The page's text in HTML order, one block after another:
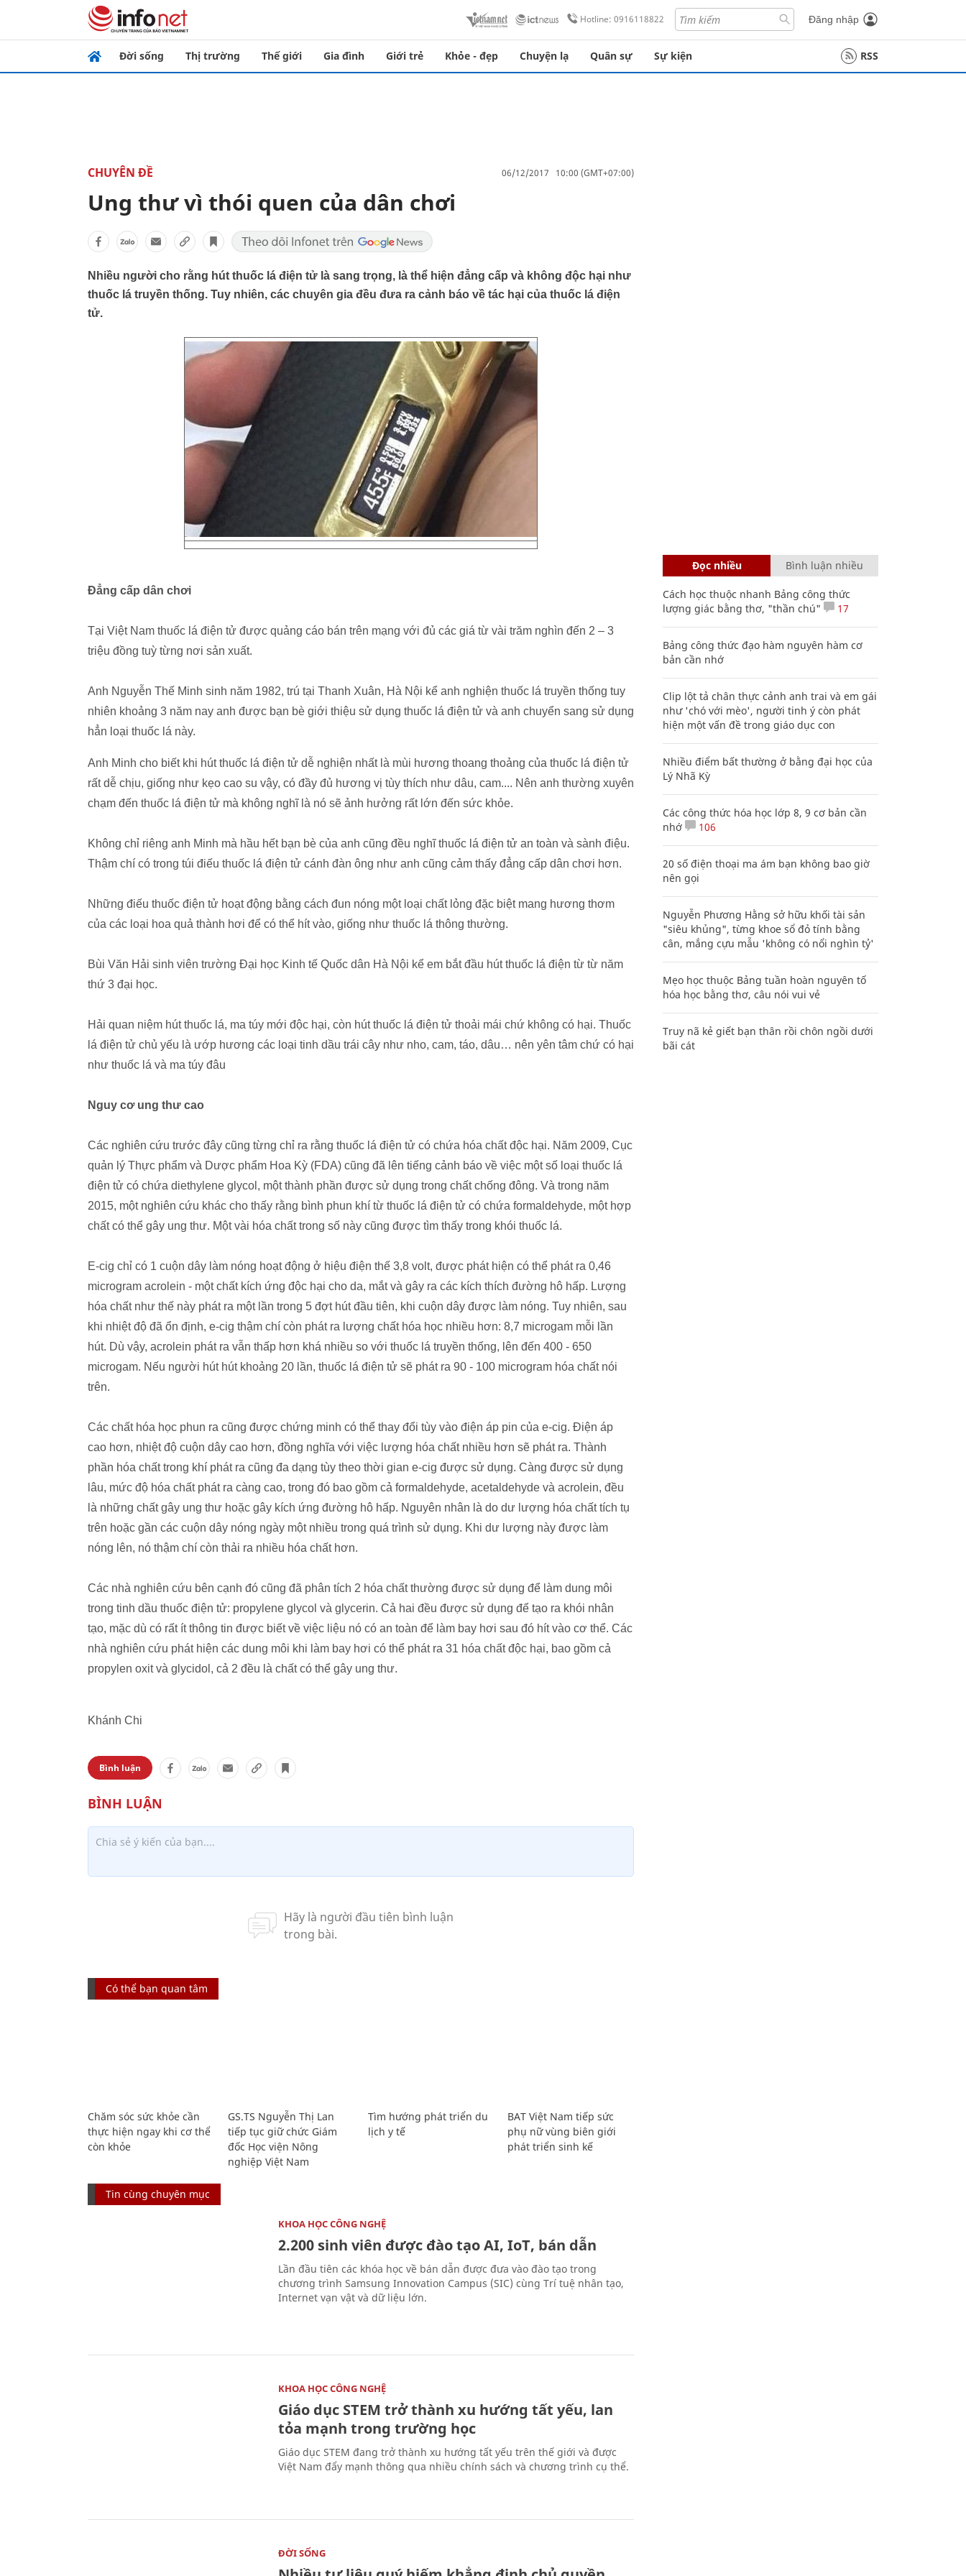
Hotline: 0916118822 Đăng nhập
Đời sống Thị trường Thế giới Gia đình Giới trẻ Khỏe - đẹp Chuyện lạ Quân sự Sự kiện RSS
CHUYÊN ĐỀ 06/12/2017 10:00 (GMT+07:00)
Ung thư vì thói quen của dân chơi
Nhiều người cho rằng hút thuốc lá điện tử là sang trọng, là thể hiện đẳng cấp và không độc hại như
thuốc lá truyền thống. Tuy nhiên, các chuyên gia đều đưa ra cảnh báo về tác hại của thuốc lá điện
tử.
Đẳng cấp dân chơi
Tại Việt Nam thuốc lá điện tử được quảng cáo bán trên mạng với đủ các giá từ vài trăm nghìn đến 2 – 3
triệu đồng tuỳ từng nơi sản xuất.
Anh Nguyễn Thế Minh sinh năm 1982, trú tại Thanh Xuân, Hà Nội kể anh nghiện thuốc lá truyền thống tuy
nhiên khoảng 3 năm nay anh được bạn bè giới thiệu sử dụng thuốc lá điện tử và anh chuyển sang sử dụng
hẳn loại thuốc lá này.
Anh Minh cho biết khi hút thuốc lá điện tử dễ nghiện nhất là mùi hương thoang thoảng của thuốc lá điện tử
rất dễ chịu, giống như kẹo cao su vậy, có đầy đủ hương vị tùy thích như dâu, cam.... Nên anh thường xuyên
chạm đến thuốc lá điện tử mà không nghĩ là nó sẽ ảnh hưởng rất lớn đến sức khỏe.
Không chỉ riêng anh Minh mà hầu hết bạn bè của anh cũng đều nghĩ thuốc lá điện tử an toàn và sành điệu.
Thậm chí có trong túi điếu thuốc lá điện tử cánh đàn ông như anh cũng cảm thấy đẳng cấp dân chơi hơn.
Những điếu thuốc điện tử hoạt động bằng cách đun nóng một loại chất lỏng đặc biệt mang hương thơm
của các loại hoa quả thành hơi để có thể hít vào, giống như thuốc lá thông thường.
Bùi Văn Hải sinh viên trường Đại học Kinh tế Quốc dân Hà Nội kể em bắt đầu hút thuốc lá điện từ từ năm
thứ 3 đại học.
Hải quan niệm hút thuốc lá, ma túy mới độc hại, còn hút thuốc lá điện tử thoải mái chứ không có hại. Thuốc
lá điện tử chủ yếu là ướp hương các loại tinh dầu trái cây như nho, cam, táo, dâu… nên yên tâm chứ có hại
như thuốc lá và ma túy đâu
Nguy cơ ung thư cao
Các nghiên cứu trước đây cũng từng chỉ ra rằng thuốc lá điện tử có chứa hóa chất độc hại. Năm 2009, Cục
quản lý Thực phẩm và Dược phẩm Hoa Kỳ (FDA) cũng đã lên tiếng cảnh báo về việc một số loại thuốc lá
điện tử có chứa diethylene glycol, một thành phần được sử dụng trong chất chống đông. Và trong năm
2015, một nghiên cứu khác cho thấy rằng bình phun khí từ thuốc lá điện tử có chứa formaldehyde, một hợp
chất có thể gây ung thư. Một vài hóa chất trong số này cũng được tìm thấy trong khói thuốc lá.
E-cig chỉ có 1 cuộn dây làm nóng hoạt động ở hiệu điện thế 3,8 volt, được phát hiện có thể phát ra 0,46
microgram acrolein - một chất kích ứng độc hại cho da, mắt và gây ra các kích thích đường hô hấp. Lượng
hóa chất như thế này phát ra một lần trong 5 đợt hút đầu tiên, khi cuộn dây được làm nóng. Tuy nhiên, sau
khi nhiệt độ đã ổn định, e-cig thậm chí còn phát ra lượng chất hóa học nhiều hơn: 8,7 microgam mỗi lần
hút. Dù vậy, acrolein phát ra vẫn thấp hơn khá nhiều so với thuốc lá truyền thống, lên đến 400 - 650
microgam. Nếu người hút hút khoảng 20 lần, thuốc lá điện tử sẽ phát ra 90 - 100 microgram hóa chất nói
trên.
Các chất hóa học phun ra cũng được chứng minh có thể thay đổi tùy vào điện áp pin của e-cig. Điện áp
cao hơn, nhiệt độ cuộn dây cao hơn, đồng nghĩa với việc lượng hóa chất nhiều hơn sẽ phát ra. Thành
phần hóa chất trong khí phát ra cũng đa dạng tùy theo thời gian e-cig được sử dụng. Càng được sử dụng
lâu, mức độ hóa chất phát ra càng cao, trong đó bao gồm cả formaldehyde, acetaldehyde và acrolein, đều
là những chất gây ung thư hoặc gây kích ứng đường hô hấp. Nguyên nhân là do dư lượng hóa chất tích tụ
trên hoặc gần các cuộn dây nóng ngày một nhiều trong quá trình sử dụng. Khi dư lượng này được làm
nóng lên, nó thậm chí còn thải ra nhiều hóa chất hơn.
Các nhà nghiên cứu bên cạnh đó cũng đã phân tích 2 hóa chất thường được sử dụng để làm dung môi
trong tinh dầu thuốc điện tử: propylene glycol và glycerin. Cả hai đều được sử dụng để tạo ra khói nhân
tạo, mặc dù có rất ít thông tin được biết về việc liệu nó có an toàn để làm bay hơi sau đó hít vào cơ thể. Các
nhà nghiên cứu phát hiện các dung môi khi làm bay hơi có thể phát ra 31 hóa chất độc hại, bao gồm cả
propylen oxit và glycidol, cả 2 đều là chất có thể gây ung thư.
Khánh Chi
Bình luận
Có thể bạn quan tâm
Chăm sóc sức khỏe cần
thực hiện ngay khi cơ thể
còn khỏe
GS.TS Nguyễn Thị Lan
tiếp tục giữ chức Giám
đốc Học viện Nông
nghiệp Việt Nam
Tìm hướng phát triển du
lịch y tế
BAT Việt Nam tiếp sức
phụ nữ vùng biên giới
phát triển sinh kế
Tin cùng chuyên mục
KHOA HỌC CÔNG NGHỆ
2.200 sinh viên được đào tạo AI, IoT, bán dẫn
Lần đầu tiên các khóa học về bán dẫn được đưa vào đào tạo trong
chương trình Samsung Innovation Campus (SIC) cùng Trí tuệ nhân tạo,
Internet vạn vật và dữ liệu lớn.
KHOA HỌC CÔNG NGHỆ
Giáo dục STEM trở thành xu hướng tất yếu, lan
tỏa mạnh trong trường học
Giáo dục STEM đang trở thành xu hướng tất yếu trên thế giới và được
Việt Nam đẩy mạnh thông qua nhiều chính sách và chương trình cụ thể.
ĐỜI SỐNG
Đọc nhiều Bình luận nhiều
Cách học thuộc nhanh Bảng công thức
lượng giác bằng thơ, "thần chú"
17
Bảng công thức đạo hàm nguyên hàm cơ
bản cần nhớ
Clip lột tả chân thực cảnh anh trai và em gái
như 'chó với mèo', người tinh ý còn phát
hiện một vấn đề trong giáo dục con
Nhiều điểm bất thường ở bằng đại học của
Lý Nhã Kỳ
Các công thức hóa học lớp 8, 9 cơ bản cần
nhớ
106
20 số điện thoại ma ám bạn không bao giờ
nên gọi
Nguyễn Phương Hằng sở hữu khối tài sản
"siêu khủng", từng khoe sổ đỏ tính bằng
cân, mắng cựu mẫu 'không có nổi nghìn tỷ'
Mẹo học thuộc Bảng tuần hoàn nguyên tố
hóa học bằng thơ, câu nói vui vẻ
Truy nã kẻ giết bạn thân rồi chôn ngồi dưới
bãi cát